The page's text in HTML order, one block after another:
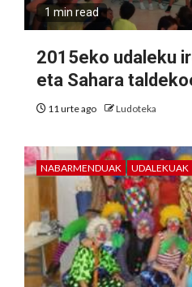
1 min read
2015eko udaleku
eta Sahara
11 urte ago Ludoteka
NABARMENDUAK UDALEKUAK